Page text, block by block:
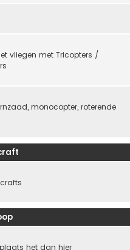
vliegen met Tricopters /
monocopter, roterende
het dan hier